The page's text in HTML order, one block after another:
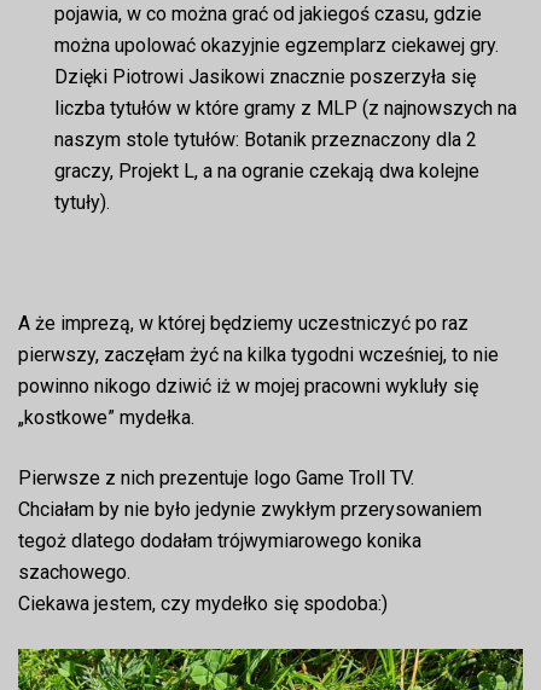
pojawia, w co można grać od jakiegoś czasu, gdzie
można upolować okazyjnie egzemplarz ciekawej gry.
Dzięki Piotrowi Jasikowi znacznie poszerzyła się
liczba tytułów w które gramy z MLP (z najnowszych na
naszym stole tytułów: Botanik przeznaczony dla 2
graczy, Projekt L, a na ogranie czekają dwa kolejne
tytuły).
A że imprezą, w której będziemy uczestniczyć po raz
pierwszy, zaczęłam żyć na kilka tygodni wcześniej, to nie
powinno nikogo dziwić iż w mojej pracowni wykluły się
„kostkowe” mydełka.
Pierwsze z nich prezentuje logo Game Troll TV.
Chciałam by nie było jedynie zwykłym przerysowaniem
tegoż dlatego dodałam trójwymiarowego konika
szachowego.
Ciekawa jestem, czy mydełko się spodoba:)